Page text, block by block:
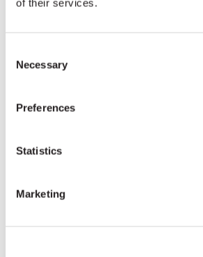
of their services.
Selection
Necessary
Preferences
Statistics
Marketing